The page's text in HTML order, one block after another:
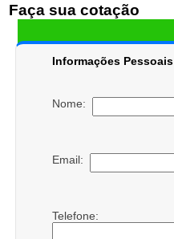
Faça sua cotação
Informações Pessoais
Nome:
Email:
Telefone: